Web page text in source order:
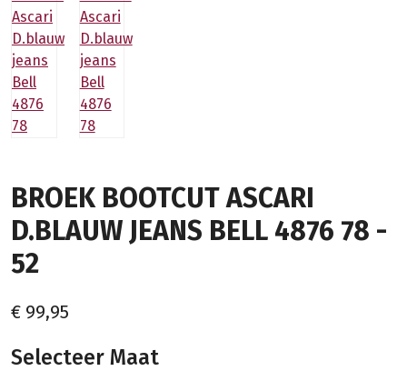
BROEK BOOTCUT ASCARI
D.BLAUW JEANS BELL 4876 78 -
52
€ 99,95
Selecteer Maat